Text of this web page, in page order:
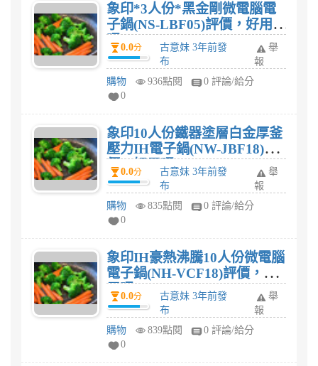
象印*3人份*黑金剛微電腦電
子鍋(NS-LBF05)評價，好用
嗎?0.0分
古意妹 3年前發
布
舉
報
購物
936點閱
0 評論/給分
0
象印10人份鐵器塗層白金厚釜
壓力IH電子鍋(NW-JBF18)評
價，好用嗎?
0.0分
古意妹 3年前發
布
舉
報
購物
835點閱
0 評論/給分
0
象印IH豪熱沸騰10人份微電腦
電子鍋(NH-VCF18)評價，好
用嗎?
0.0分
古意妹 3年前發
布
舉
報
購物
839點閱
0 評論/給分
0